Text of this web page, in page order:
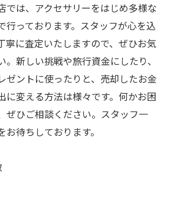
では、アクセサリーをはじめ多様な
行っております。スタッフが心を込
寧に査定いたしますので、ぜひお気
。新しい挑戦や旅行資金にしたり、
ゼントに使ったりと、売却したお金
に変える方法は様々です。何かお困
ぜひご相談ください。スタッフ一
待ちしております。